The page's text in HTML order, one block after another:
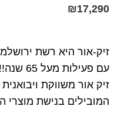
₪17,290
זיק-אור היא רשת
עם פעילות מעל 65 שנה!!
זיק אור משווקת
המובילים בנישת מוצרי